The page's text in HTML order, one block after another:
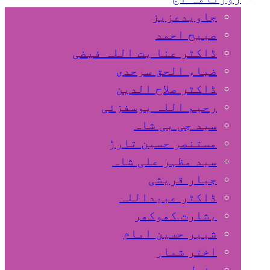
جاویدعزیز
صبیح احمد
ڈاکٹر عنا یت اللہ فیضی
ضیاء الحق سرحدی
ڈاکٹر صلاح الدین
رحیم اللہ یوسفزئی
سید جی بی شاہ
مستنصر حسین تارڑ
سید مظہر علی شاہ
جبار قریشی
ڈاکٹر عبیداللہ
بشارت کھوکھر
شبیر حسین امام
اختر شمار